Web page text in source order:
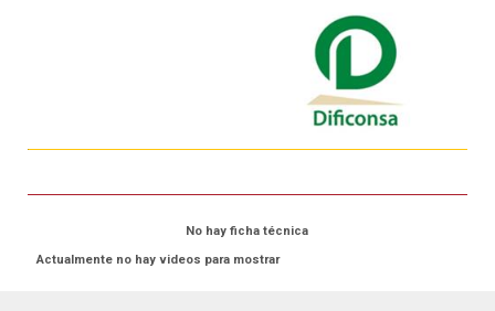
No hay ficha técnica
Actualmente no hay videos para mostrar